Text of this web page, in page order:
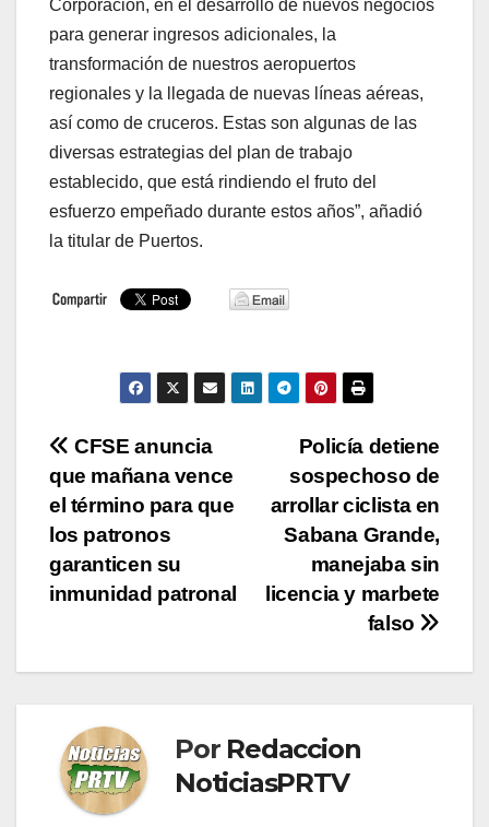
Corporación, en el desarrollo de nuevos negocios
para generar ingresos adicionales, la
transformación de nuestros aeropuertos
regionales y la llegada de nuevas líneas aéreas,
así como de cruceros. Estas son algunas de las
diversas estrategias del plan de trabajo
establecido, que está rindiendo el fruto del
esfuerzo empeñado durante estos años”, añadió
la titular de Puertos.
Navegación
de
entradas
Policía detiene
sospechoso de
arrollar ciclista en
Sabana Grande,
manejaba sin
licencia y marbete
falso
CFSE anuncia
que mañana vence
el término para que
los patronos
garanticen su
inmunidad patronal
Por Redaccion
NoticiasPRTV